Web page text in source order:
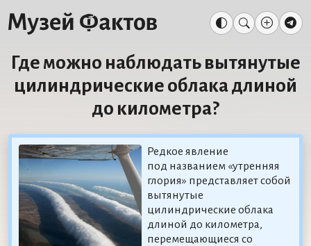
Где можно наблюдать вытянутые
цилиндрические облака длиной
до километра?
Редкое явление
под названием «утренняя
глория» представляет собой
вытянутые
цилиндрические облака
длиной до километра,
перемещающиеся со